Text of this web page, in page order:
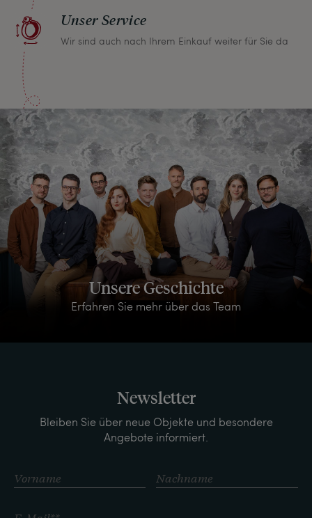
Unser Service
Wir sind auch nach Ihrem Einkauf weiter für Sie da
Unsere Geschichte
Erfahren Sie mehr über das Team
Newsletter
Bleiben Sie über neue Objekte und besondere
Angebote informiert.